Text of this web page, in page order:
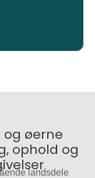
og øerne
ophold og
landsdele